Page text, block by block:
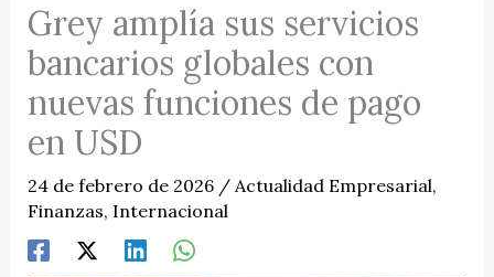
Grey amplía sus servicios
bancarios globales con
nuevas funciones de pago
en USD
24 de febrero de 2026 / Actualidad Empresarial,
Finanzas, Internacional